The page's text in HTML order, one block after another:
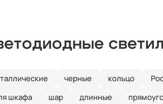
черные кольцо
шкафа шар длинные